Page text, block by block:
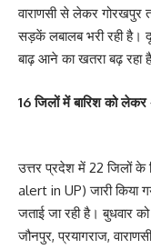
वाराणसी से लेकर गोरखपुर
सड़कें लबालब भरी रही है।
बाढ़ आने का खतरा बढ़ रहा
16 जिलों में बारिश को लेकर
उत्तर प्रदेश में 22 जिलों के
alert in UP) जारी किया
जताई जा रही है। बुधवार
जौनपुर, प्रयागराज,